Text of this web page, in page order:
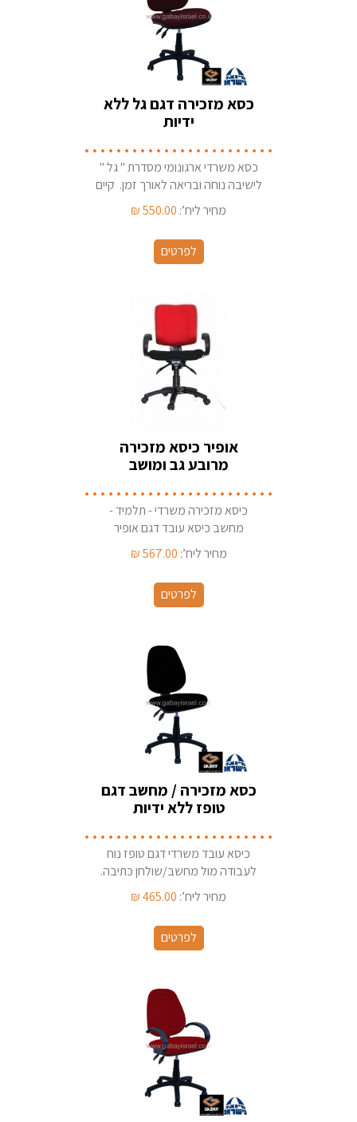
כסא מזכירה דגם גל ללא
ידיות
כסא משרדי ארגונומי מסדרת " גל "
לישיבה נוחה ובריאה לאורך זמן. קיים
במגוון בדי ריפוד ארץ ייצור - ישראל
מחיר ליח’: 550.00
₪
לפרטים
אופיר כיסא מזכירה
מרובע גב ומושב
כיסא מזכירה משרדי - תלמיד -
מחשב כיסא עובד דגם אופיר
לעבודה מול מחשב/שולחן כתיבה .
ארץ ייצור - ישראל יצרן: גבאי ריהוט
משרדי בחולון
מחיר ליח’: 567.00
₪
לפרטים
כסא מזכירה / מחשב דגם
טופז ללא ידיות
כיסא עובד משרדי דגם טופז נוח
לעבודה מול מחשב/שולחן כתיבה.
קיים במגוון בדי ריפוד תוצרת ישראל
מחיר ליח’: 465.00
₪
לפרטים